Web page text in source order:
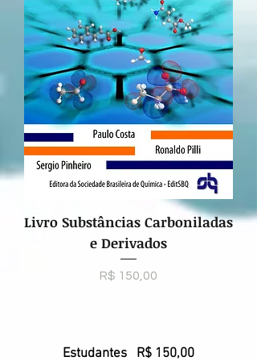
Livro Substâncias Carboniladas
e Derivados
Preço
R$ 150,00
Estudantes R$ 150,00